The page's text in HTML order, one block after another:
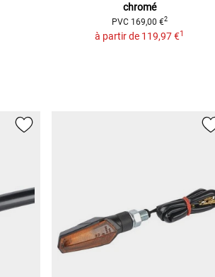
chromé
PVC 169,00 €2
à partir de 119,97 €1